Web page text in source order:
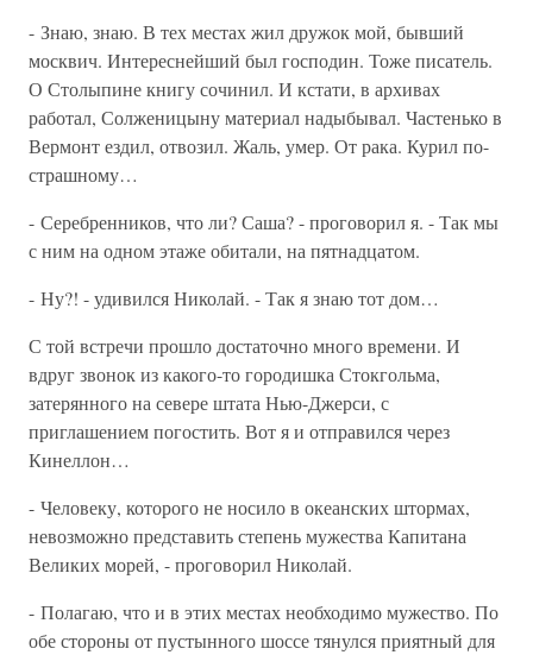
- Знаю, знаю. В тех местах жил дружок мой, бывший
москвич. Интереснейший был господин. Тоже писатель.
О Столыпине книгу сочинил. И кстати, в архивах
работал, Солженицыну материал надыбывал. Частенько в
Вермонт ездил, отвозил. Жаль, умер. От рака. Курил по-
страшному…
- Серебренников, что ли? Саша? - проговорил я. - Так мы
с ним на одном этаже обитали, на пятнадцатом.
- Ну?! - удивился Николай. - Так я знаю тот дом…
С той встречи прошло достаточно много времени. И
вдруг звонок из какого-то городишка Стокгольма,
затерянного на севере штата Нью-Джерси, с
приглашением погостить. Вот я и отправился через
Кинеллон…
- Человеку, которого не носило в океанских штормах,
невозможно представить степень мужества Капитана
Великих морей, - проговорил Николай.
- Полагаю, что и в этих местах необходимо мужество. По
обе стороны от пустынного шоссе тянулся приятный для